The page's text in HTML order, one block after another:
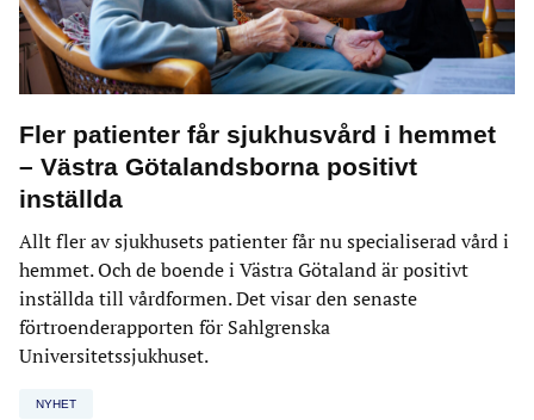
Fler patienter får sjukhusvård i hemmet
– Västra Götalandsborna positivt
inställda
Allt fler av sjukhusets patienter får nu specialiserad vård i
hemmet. Och de boende i Västra Götaland är positivt
inställda till vårdformen. Det visar den senaste
förtroenderapporten för Sahlgrenska
Universitetssjukhuset.
NYHET